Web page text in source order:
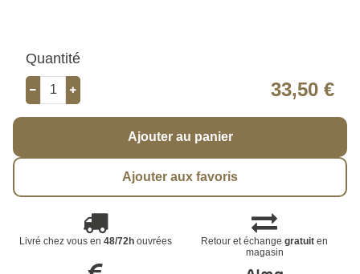
Quantité
33,50 €
Ajouter au panier
Ajouter aux favoris
Livré chez vous en 48/72houvrées Retour et échangegratuit en
magasin